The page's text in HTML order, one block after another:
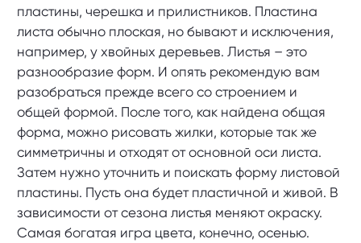
пластины, черешка и прилистников. Пластина
листа обычно плоская, но бывают и исключения,
например, у хвойных деревьев. Листья – это
разнообразие форм. И опять рекомендую вам
разобраться прежде всего со строением и
общей формой. После того, как найдена общая
форма, можно рисовать жилки, которые так же
симметричны и отходят от основной оси листа.
Затем нужно уточнить и поискать форму листовой
пластины. Пусть она будет пластичной и живой. В
зависимости от сезона листья меняют окраску.
Самая богатая игра цвета, конечно, осенью.